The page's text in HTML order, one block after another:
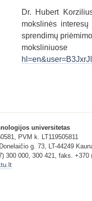
Dr. Hubert
mokslinės
sprendimų
universitetas
PVM k. LT119505811
g. 73, LT-44249
300 000, 300 421, faks. +370